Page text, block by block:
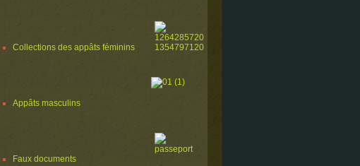
Collections des appâts féminins
Appâts masculins
Faux documents